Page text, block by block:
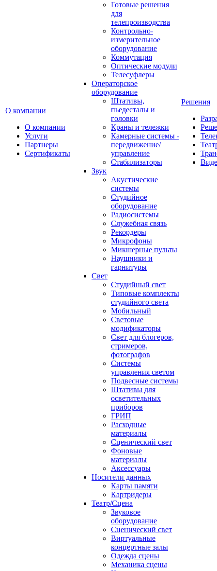
О компании
О компании
Услуги
Партнеры
Сертификаты
Готовые решения
для
телепроизводства
Контрольно-
измерительное
оборудование
Коммутация
Оптические модули
Телесуфлеры
Операторское
оборудование
Штативы,
пьедесталы и
головки
Краны и тележки
Камерные системы -
передвижение/
управление
Стабилизаторы
Звук
Акустические
системы
Студийное
оборудование
Радиосистемы
Служебная связь
Рекордеры
Микрофоны
Микшерные пульты
Наушники и
гарнитуры
Свет
Студийный свет
Типовые комплекты
студийного света
Мобильный
Световые
модификаторы
Свет для блогеров,
стримеров,
фотографов
Системы
управления светом
Подвесные системы
Штативы для
осветительных
приборов
ГРИП
Расходные
материалы
Сценический свет
Фоновые
материалы
Аксессуары
Носители данных
Карты памяти
Картридеры
Театр/Сцена
Звуковое
оборудование
Сценический свет
Виртуальные
концертные залы
Одежда сцены
Механика сцены
Решения